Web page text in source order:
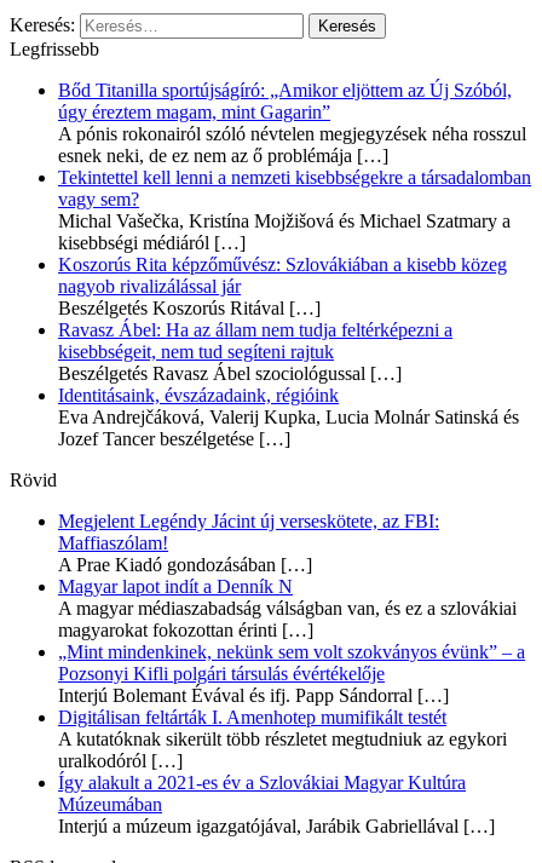
Keresés:
Legfrissebb
Bőd Titanilla sportújságíró: „Amikor eljöttem az Új Szóból,
úgy éreztem magam, mint Gagarin”
A pónis rokonairól szóló névtelen megjegyzések néha rosszul
esnek neki, de ez nem az ő problémája […]
Tekintettel kell lenni a nemzeti kisebbségekre a társadalomban
vagy sem?
Michal Vašečka, Kristína Mojžišová és Michael Szatmary a
kisebbségi médiáról […]
Koszorús Rita képzőművész: Szlovákiában a kisebb közeg
nagyob rivalizálással jár
Beszélgetés Koszorús Ritával […]
Ravasz Ábel: Ha az állam nem tudja feltérképezni a
kisebbségeit, nem tud segíteni rajtuk
Beszélgetés Ravasz Ábel szociológussal […]
Identitásaink, évszázadaink, régióink
Eva Andrejčáková, Valerij Kupka, Lucia Molnár Satinská és
Jozef Tancer beszélgetése […]
Rövid
Megjelent Legéndy Jácint új verseskötete, az FBI:
Maffiaszólam!
A Prae Kiadó gondozásában […]
Magyar lapot indít a Denník N
A magyar médiaszabadság válságban van, és ez a szlovákiai
magyarokat fokozottan érinti […]
„Mint mindenkinek, nekünk sem volt szokványos évünk” – a
Pozsonyi Kifli polgári társulás évértékelője
Interjú Bolemant Évával és ifj. Papp Sándorral […]
Digitálisan feltárták I. Amenhotep mumifikált testét
A kutatóknak sikerült több részletet megtudniuk az egykori
uralkodóról […]
Így alakult a 2021-es év a Szlovákiai Magyar Kultúra
Múzeumában
Interjú a múzeum igazgatójával, Jarábik Gabriellával […]